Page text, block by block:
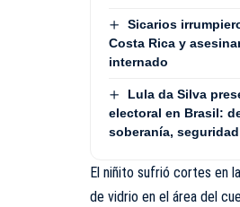
Sicarios
Costa Rica y
internado
Lula da Silva
electoral en Brasil:
soberanía,
El niñito sufrió cortes en
de vidrio en el área del